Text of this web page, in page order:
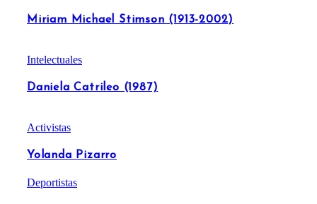
Miriam Michael Stimson (1913-2002)
Intelectuales
Daniela Catrileo (1987)
Activistas
Yolanda Pizarro
Deportistas